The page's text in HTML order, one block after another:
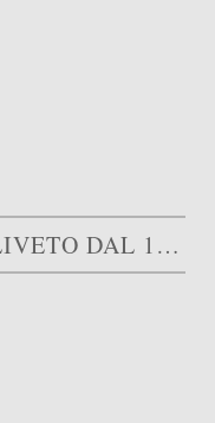
GRECO MADDALENA OLIVETO DAL 1795